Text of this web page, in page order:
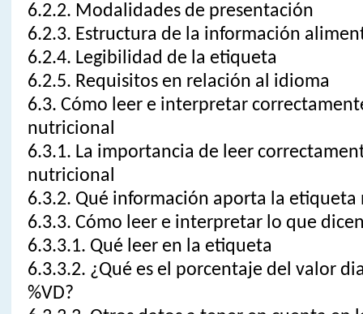
6.2.2. Modalidades de presentación
6.2.3. Estructura de la información
6.2.4. Legibilidad de la etiqueta
6.2.5. Requisitos en relación al idioma
6.3. Cómo leer e interpretar
nutricional
6.3.1. La importancia de leer
nutricional
6.3.2. Qué información aporta la
6.3.3. Cómo leer e interpretar lo que
6.3.3.1. Qué leer en la etiqueta
6.3.3.2. ¿Qué es el porcentaje del valor
%VD?